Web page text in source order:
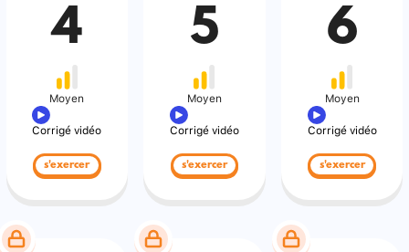
4
Moyen
Corrigé vidéo
s'exercer
5
Moyen
Corrigé vidéo
s'exercer
6
Moyen
Corrigé vidéo
s'exercer